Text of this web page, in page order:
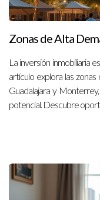
Zonas de Alta
La inversión inmobiliaria
artículo explora las
Guadalajara y
potencial. Descubre